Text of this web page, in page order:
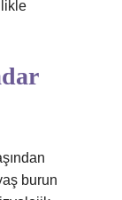
burun